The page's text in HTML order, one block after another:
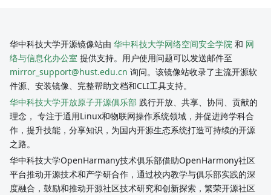
华中科技大学开源镜像站由 华中科技大学网络空间安全学院 和 网
络与信息化办公室 提供支持。用户使用问题可以发送邮件至
mirror_support@hust.edu.cn 询问。该镜像站收录了主流开源软
件源、安装镜像、完整帮助文档和CLI工具支持。
华中科技大学开放原子开源俱乐部 践行开放、共享、协同、贡献的
理念， 专注于通用Linux和物联网操作系统领域，并促进跨学科合
作，提升技能，分享知识，为国内开源生态系统打造可持续的开源
之路。
华中科技大学OpenHarmany技术俱乐部借助OpenHarmony社区
平台推动开源技术和产学研合作，通过校内教学与俱乐部实践的深
度融合，鼓励和推动开源社区技术研究和创新探索，繁荣开源社区